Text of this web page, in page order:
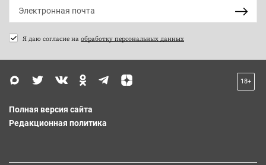
Я даю согласие на обработку персональных данных
18+
Полная версия сайта
Редакционная политика